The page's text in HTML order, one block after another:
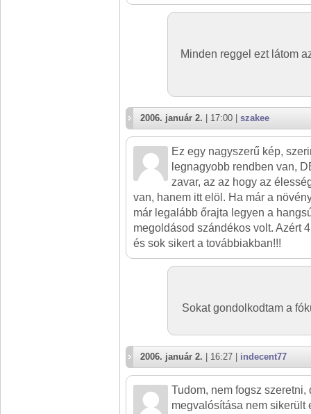
Minden reggel ezt látom
2006. január 2. | 17:00 | szakee
Ez egy nagyszerű kép,
legnagyobb rendben van,
zavar, az az hogy az
van, hanem itt elöl. Ha már a
már legalább őrajta legyen a
megoldásod szándékos volt. Azért
és sok sikert a továbbiakban!!!
Sokat gondolkodtam a
2006. január 2. | 16:27 | indecent77
Tudom, nem fogsz szeretni,
megvalósítása nem sikerült